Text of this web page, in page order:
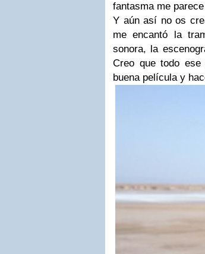
fantasma me
Y aún así no os
me encantó la
sonora, la
Creo que todo
buena película y